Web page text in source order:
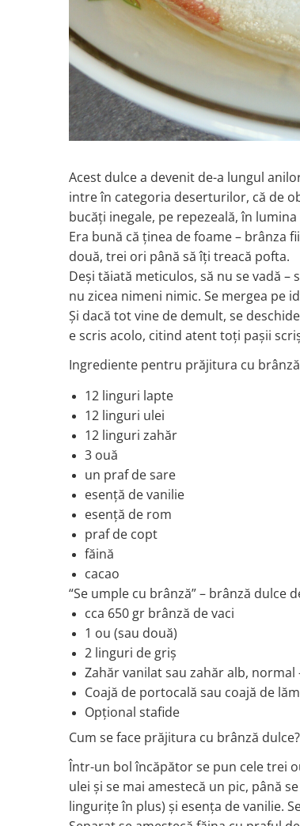
Acest dulce a devenit de-a lungul
intre în categoria deserturilor, că de
bucăți inegale, pe repezeală, în
Era bună că ținea de foame – brânza
două, trei ori până să îți treacă pofta.
Deși tăiată meticulos, să nu se vadă
nu zicea nimeni nimic. Se mergea pe
Și dacă tot vine de demult, se
e scris acolo, citind atenttoți pașii
Ingrediente pentru prăjitura cu
12 linguri lapte
12 linguri ulei
12 linguri zahăr
3 ouă
un praf de sare
esență de vanilie
esență de rom
praf de copt
făină
cacao
“Se umple cu brânză” – brânză dulce
cca 650 gr brânză de vaci
1 ou (sau două)
2 linguri de griș
Zahăr vanilat sau zahăr alb, normal
Coajă de portocală sau coajă de
Opțional stafide
Cum se face prăjitura cu brânză dulce?
Într-un bol încăpător se pun cele trei
ulei și se mai amestecă un pic, până
lingurițe în plus) și esența de vanilie.